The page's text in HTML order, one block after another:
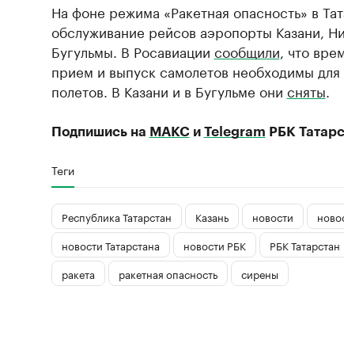
На фоне режима «Ракетная опасность» в
обслуживание рейсов аэропорты Казани,
Бугульмы. В Росавиации сообщили , что
прием и выпуск самолетов необходимы
полетов. В Казани и в Бугульме они сняты
Подпишись на МАКСи Telegram РБК
Теги
Республика Татарстан Казань новости
новости Татарстана
новости РБК РБК Татарстан
ракета
ракетная опасность сирены